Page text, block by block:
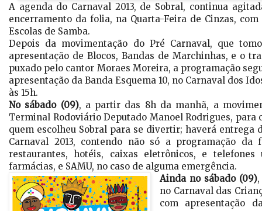
A agenda do Carnaval 2013, de Sobral, continua
encerramento da folia, na Quarta-Feira de Cinzas,
Escolas de Samba.
Depois da movimentação do Pré Carnaval, que
apresentação de Blocos, Bandas de Marchinhas, e o
puxado pelo cantor Moraes Moreira, a programação
apresentação da Banda Esquema 10, no Carnaval dos
às 15h.
No sábado (09), a partir das 8h da manhã, a
Terminal Rodoviário Deputado Manoel Rodrigues, para
quem escolheu Sobral para se divertir; haverá entrega
Carnaval 2013, contendo não só a programação da
restaurantes, hotéis, caixas eletrônicos, e
farmácias, e SAMU, no caso de alguma emergência.
Ainda no sábado (09)
no Carnaval das
com apresentação